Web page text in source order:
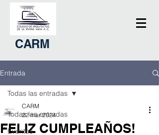
CARM
Entrada
Todas las entradas
Eventos
Todas las entradas
FELIZ CUMPLEAÑOS!
CARM
22 mar 2024